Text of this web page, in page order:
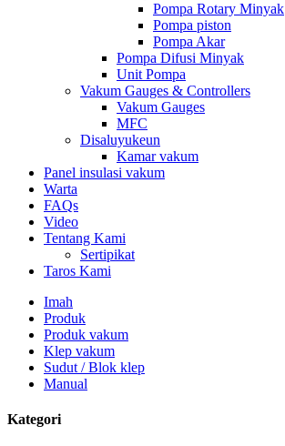
Pompa Rotary Minyak
Pompa piston
Pompa Akar
Pompa Difusi Minyak
Unit Pompa
Vakum Gauges & Controllers
Vakum Gauges
MFC
Disaluyukeun
Kamar vakum
Panel insulasi vakum
Warta
FAQs
Video
Tentang Kami
Sertipikat
Taros Kami
Imah
Produk
Produk vakum
Klep vakum
Sudut / Blok klep
Manual
Kategori